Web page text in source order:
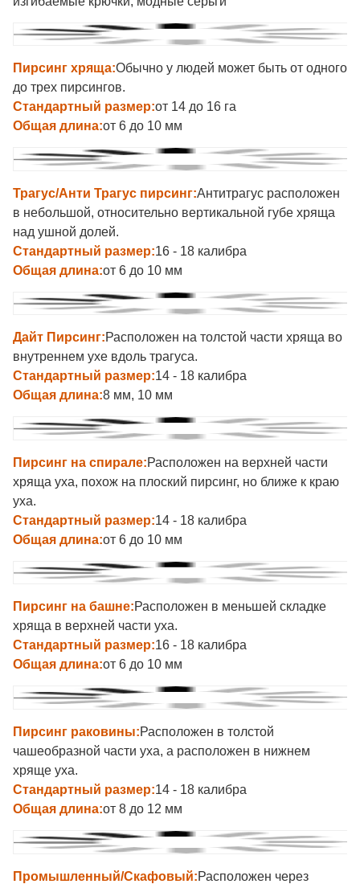
Пирсинг хряща:Обычно у людей может быть от одного
до трех пирсингов.
Стандартный размер:от 14 до 16 га
Общая длина:от 6 до 10 мм
Трагус/Анти Трагус пирсинг:Антитрагус расположен
в небольшой, относительно вертикальной губе хряща
над ушной долей.
Стандартный размер:16 - 18 калибра
Общая длина:от 6 до 10 мм
Дайт Пирсинг:Расположен на толстой части хряща во
внутреннем ухе вдоль трагуса.
Стандартный размер:14 - 18 калибра
Общая длина:8 мм, 10 мм
Пирсинг на спирале:Расположен на верхней части
хряща уха, похож на плоский пирсинг, но ближе к краю
уха.
Стандартный размер:14 - 18 калибра
Общая длина:от 6 до 10 мм
Пирсинг на башне:Расположен в меньшей складке
хряща в верхней части уха.
Стандартный размер:16 - 18 калибра
Общая длина:от 6 до 10 мм
Пирсинг раковины:Расположен в толстой
чашеобразной части уха, а расположен в нижнем
хряще уха.
Стандартный размер:14 - 18 калибра
Общая длина:от 8 до 12 мм
Промышленный/Скафовый:Расположен через